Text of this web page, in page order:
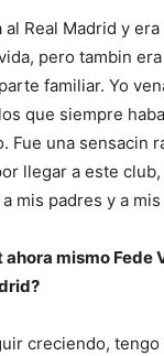
al Real Madrid y
pero tambin
familiar. Yo
que siempre
Fue una sensacin
llegar a este
mis padres y a
ahora mismo Fede
creciendo,